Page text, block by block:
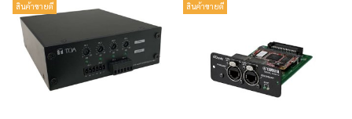
สินค้าขายดี สินค้าขายดี